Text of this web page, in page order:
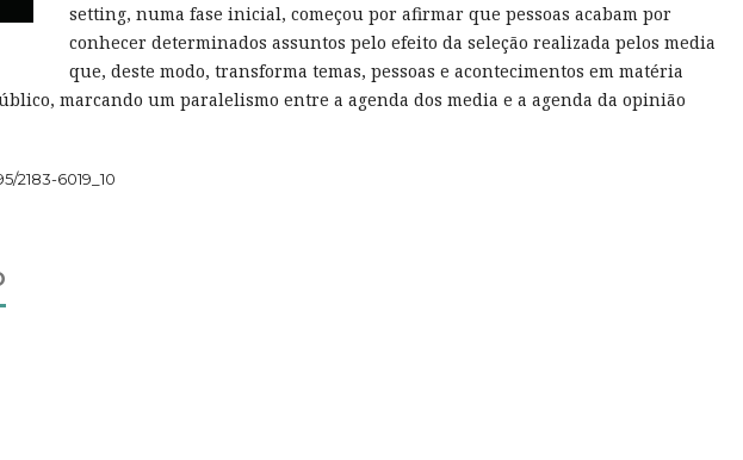
setting, numa fase inicial, começou por afirmar que pessoas acabam por
conhecer determinados assuntos pelo efeito da seleção realizada pelos media
que, deste modo, transforma temas, pessoas e acontecimentos em matéria
marcando um paralelismo entre a agenda dos media e a agenda da opinião
2183-6019_10